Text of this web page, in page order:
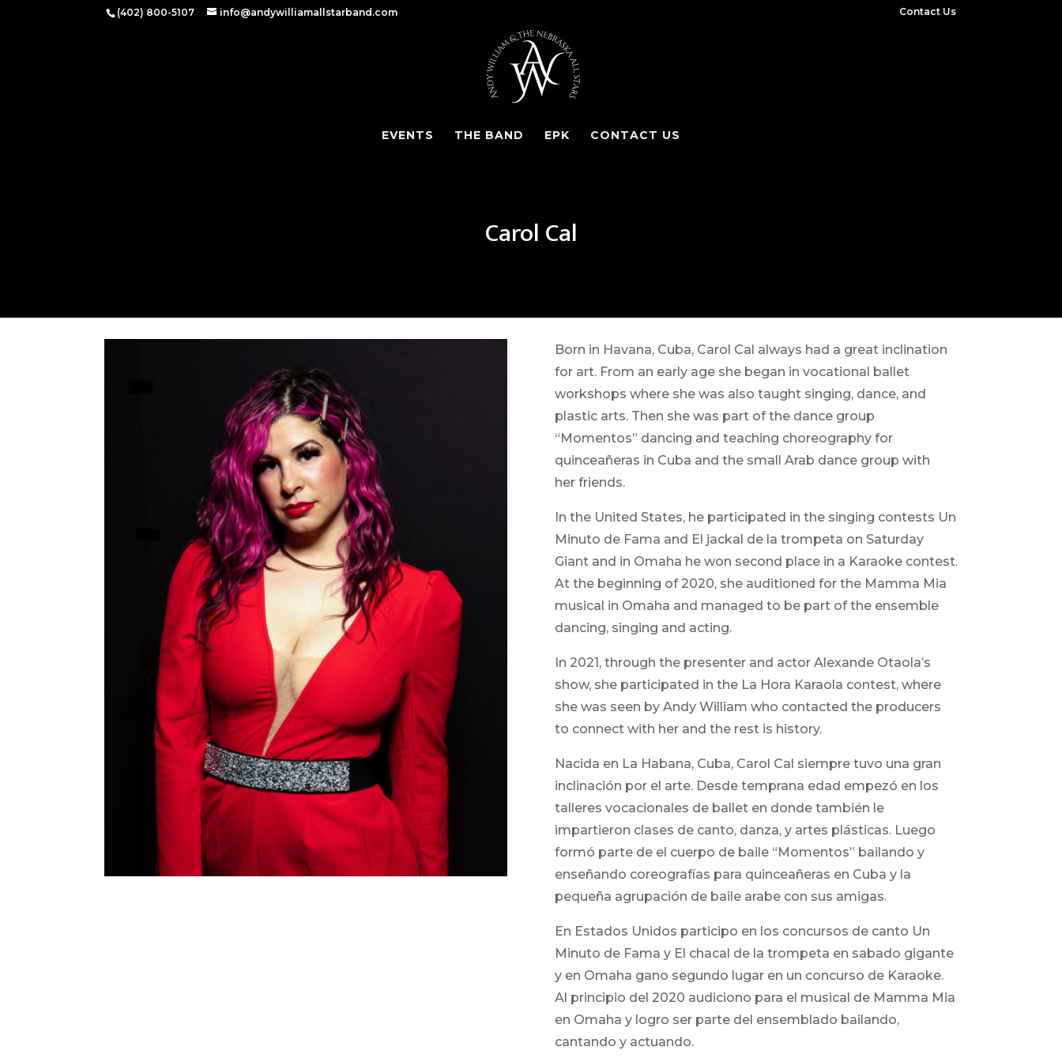
(402) 800-5107‬ info@andywilliamallstarband.com Contact Us
EVENTS THE BAND EPK CONTACT US
Carol Cal
Born in Havana, Cuba, Carol Cal always had a great inclination
for art. From an early age she began in vocational ballet
workshops where she was also taught singing, dance, and
plastic arts. Then she was part of the dance group
“Momentos” dancing and teaching choreography for
quinceañeras in Cuba and the small Arab dance group with
her friends.
In the United States, he participated in the singing contests Un
Minuto de Fama and El jackal de la trompeta on Saturday
Giant and in Omaha he won second place in a Karaoke contest.
At the beginning of 2020, she auditioned for the Mamma Mia
musical in Omaha and managed to be part of the ensemble
dancing, singing and acting.
In 2021, through the presenter and actor Alexande Otaola’s
show, she participated in the La Hora Karaola contest, where
she was seen by Andy William who contacted the producers
to connect with her and the rest is history.
Nacida en La Habana, Cuba, Carol Cal siempre tuvo una gran
inclinación por el arte. Desde temprana edad empezó en los
talleres vocacionales de ballet en donde también le
impartieron clases de canto, danza, y artes plásticas. Luego
formó parte de el cuerpo de baile “Momentos” bailando y
enseñando coreografías para quinceañeras en Cuba y la
pequeña agrupación de baile arabe con sus amigas.
En Estados Unidos participo en los concursos de canto Un
Minuto de Fama y El chacal de la trompeta en sabado gigante
y en Omaha gano segundo lugar en un concurso de Karaoke.
Al principio del 2020 audiciono para el musical de Mamma Mia
en Omaha y logro ser parte del ensemblado bailando,
cantando y actuando.